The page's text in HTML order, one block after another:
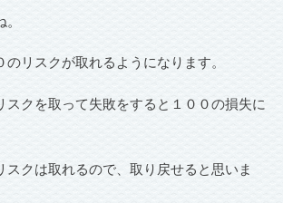
リスクが取れるようになります。
スクを取って失敗をすると１００の損失に
スクは取れるので、取り戻せると思いま